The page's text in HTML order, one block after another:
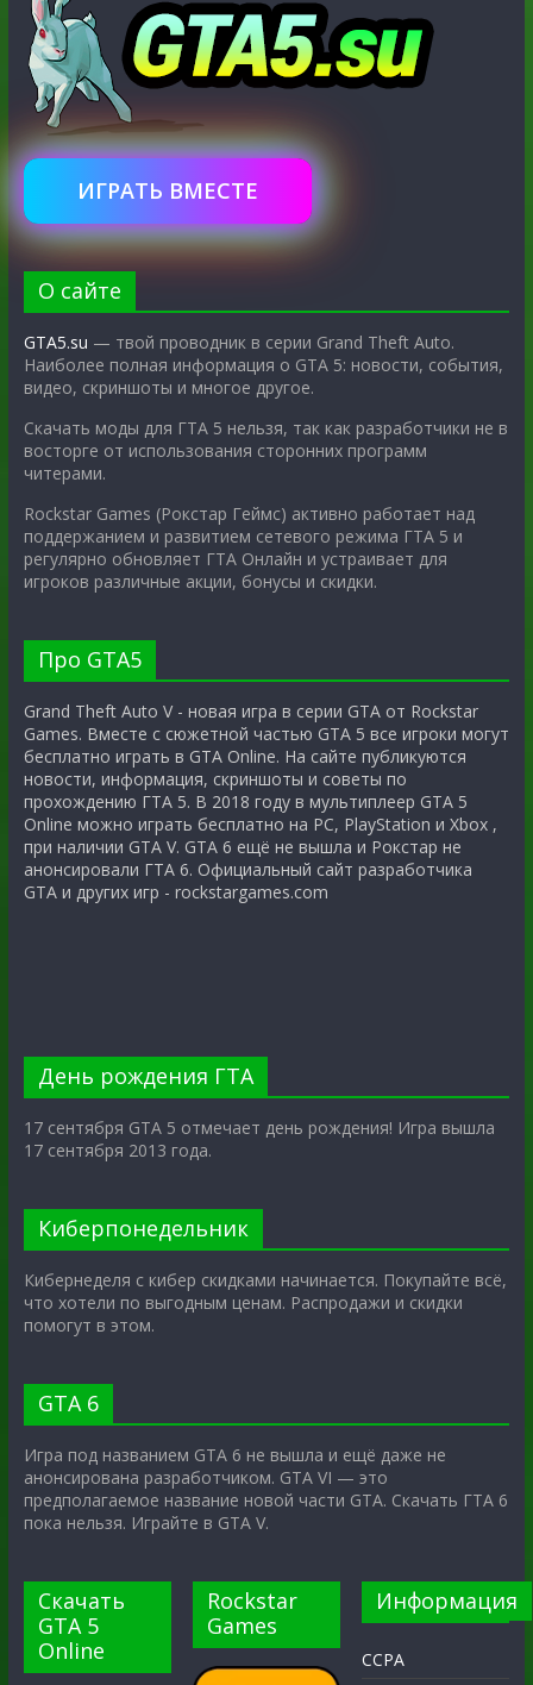
ИГРАТЬ ВМЕСТЕ
О сайте
GTA5.su — твой проводник в серии Grand Theft Auto.
Наиболее полная информация о GTA 5: новости, события,
видео, скриншоты и многое другое.
Скачать моды для ГТА 5 нельзя, так как разработчики не в
восторге от использования сторонних программ
читерами.
Rockstar Games (Рокстар Геймс) активно работает над
поддержанием и развитием сетевого режима ГТА 5 и
регулярно обновляет ГТА Онлайн и устраивает для
игроков различные акции, бонусы и скидки.
Про GTA5
Grand Theft Auto V - новая игра в серии GTA от Rockstar
Games. Вместе с сюжетной частью GTA 5 все игроки могут
бесплатно играть в GTA Online. На сайте публикуются
новости, информация, скриншоты и советы по
прохождению ГТА 5. В 2018 году в мультиплеер GTA 5
Online можно играть бесплатно на PC, PlayStation и Xbox ,
при наличии GTA V. GTA 6 ещё не вышла и Рокстар не
анонсировали ГТА 6. Официальный сайт разработчика
GTA и других игр - rockstargames.com
День рождения ГТА
17 сентября GTA 5 отмечает день рождения! Игра вышла
17 сентября 2013 года.
Киберпонедельник
Кибернеделя с кибер скидками начинается. Покупайте всё,
что хотели по выгодным ценам. Распродажи и скидки
помогут в этом.
GTA 6
Игра под названием GTA 6 не вышла и ещё даже не
анонсирована разработчиком. GTA VI — это
предполагаемое название новой части GTA. Скачать ГТА 6
пока нельзя. Играйте в GTA V.
Скачать
GTA 5
Online
Rockstar
Games
Информация
CCPA